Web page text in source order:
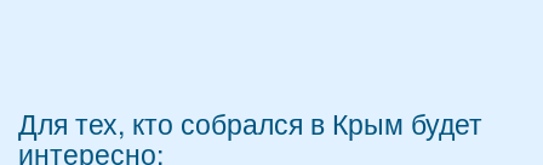
Для тех, кто собрался в Крым будет
интересно: